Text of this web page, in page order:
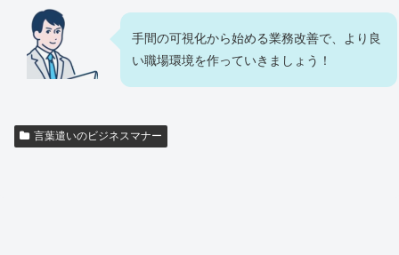
手間の可視化から始める業務改善で、より良
い職場環境を作っていきましょう！
言葉遣いのビジネスマナー